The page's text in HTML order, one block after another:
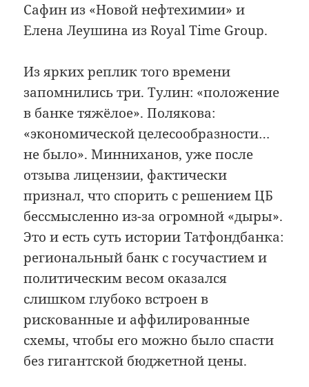
Сафин из «Новой нефтехимии» и
Елена Леушина из Royal Time Group.
Из ярких реплик того времени
запомнились три. Тулин: «положение
в банке тяжёлое». Полякова:
«экономической целесообразности…
не было». Минниханов, уже после
отзыва лицензии, фактически
признал, что спорить с решением ЦБ
бессмысленно из-за огромной «дыры».
Это и есть суть истории Татфондбанка:
региональный банк с госучастием и
политическим весом оказался
слишком глубоко встроен в
рискованные и аффилированные
схемы, чтобы его можно было спасти
без гигантской бюджетной цены.